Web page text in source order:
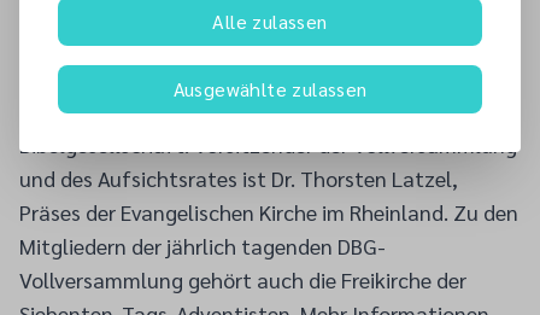
Bibelgesellschaften (United Bible Societies) weltweit
die Übersetzung und Verbreitung der Heiligen Schrift.
Generalsekretär Dr. Christoph Rösel ist
Vorstandsvorsitzender der Deutschen
Bibelgesellschaft. Vorsitzender der Vollversammlung
und des Aufsichtsrates ist Dr. Thorsten Latzel,
Präses der Evangelischen Kirche im Rheinland. Zu den
Mitgliedern der jährlich tagenden DBG-
Vollversammlung gehört auch die Freikirche der
Alle zulassen
Ausgewählte zulassen